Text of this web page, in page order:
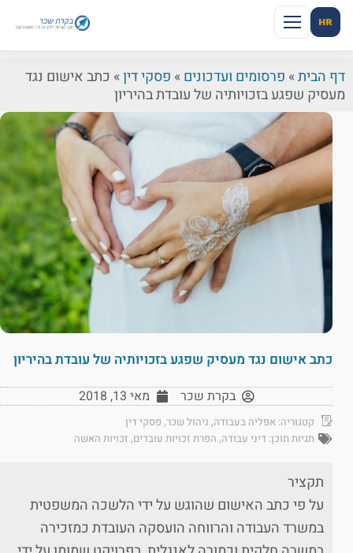
HR
דף הבית»פרסומים ועדכונים»פסקי דין»כתב אישום נגד
מעסיק שפגע בזכויותיה של עובדת בהיריון
כתב אישום נגד מעסיק שפגע בזכויותיה של עובדת בהיריון
בקרת שכר מאי 13, 2018
קטגוריה:אפליה בעבודה,ניהול שכר,פסקי דין
תגיות תוכן: דיני עבודה,הפרת זכויות עובדים,זכויות האשה
תקציר
על פי כתב האישום שהוגש על ידי הלשכה המשפטית
במשרד העבודה והרווחה הועסקה העובדת כמזכירה